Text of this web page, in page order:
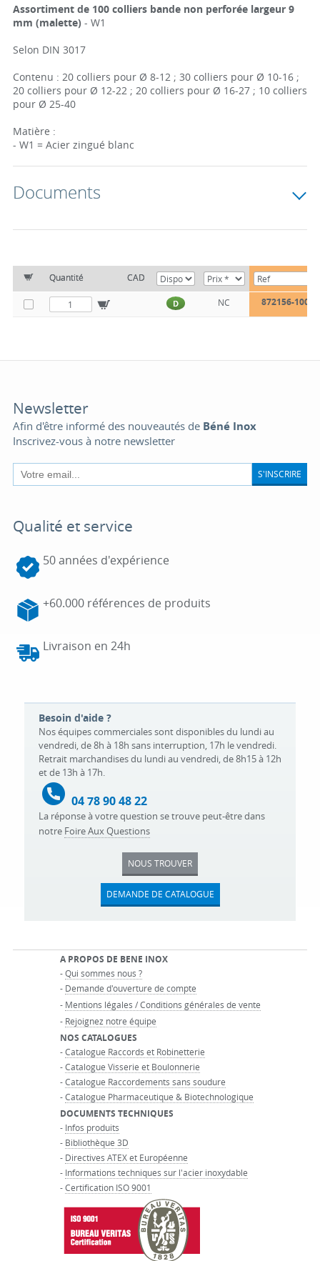
Assortiment de 100 colliers bande non perforée largeur 9
mm (malette) - W1
Selon DIN 3017
Contenu : 20 colliers pour Ø 8-12 ; 30 colliers pour Ø 10-16 ;
20 colliers pour Ø 12-22 ; 20 colliers pour Ø 16-27 ; 10 colliers
pour Ø 25-40
Matière :
- W1 = Acier zingué blanc
Documents
Quantité CAD
D NC 872156-100
Newsletter
Afin d'être informé des nouveautés de Béné Inox
Inscrivez-vous à notre newsletter
S'INSCRIRE
Qualité et service
50 années d'expérience
+60.000 références de produits
Livraison en 24h
Besoin d'aide ?
Nos équipes commerciales sont disponibles du lundi au
vendredi, de 8h à 18h sans interruption, 17h le vendredi.
Retrait marchandises du lundi au vendredi, de 8h15 à 12h
et de 13h à 17h.
04 78 90 48 22
La réponse à votre question se trouve peut-être dans
notre Foire Aux Questions
NOUS TROUVER
DEMANDE DE CATALOGUE
A PROPOS DE BENE INOX
-Qui sommes nous ?
- Demande d'ouverture de compte
- Mentions légales / Conditions générales de vente
- Rejoignez notre équipe
NOS CATALOGUES
-Catalogue Raccords et Robinetterie
-Catalogue Visserie et Boulonnerie
-Catalogue Raccordements sans soudure
-Catalogue Pharmaceutique & Biotechnologique
DOCUMENTS TECHNIQUES
- Infos produits
- Bibliothèque 3D
- Directives ATEX et Européenne
- Informations techniques sur l'acier inoxydable
-Certification ISO 9001